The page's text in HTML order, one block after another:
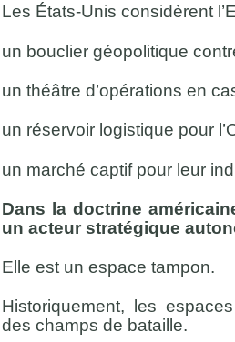
Les États-Unis considèrent
un bouclier géopolitique
un théâtre d’opérations en
un réservoir logistique pour
un marché captif pour leur
Dans la doctrine
un acteur stratégique
Elle est un espace tampon.
Historiquement, les
des champs de bataille.